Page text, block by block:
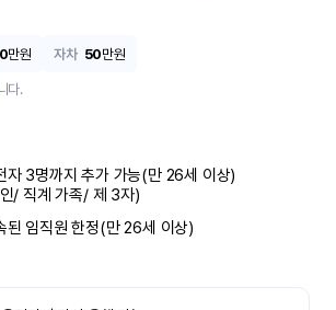
0만원 자차 50만원
다.
자 3명까지 추가 가능(만 26세 이상)
/ 직계 가족/ 제 3자)
된 임직원 한정(만 26세 이상)